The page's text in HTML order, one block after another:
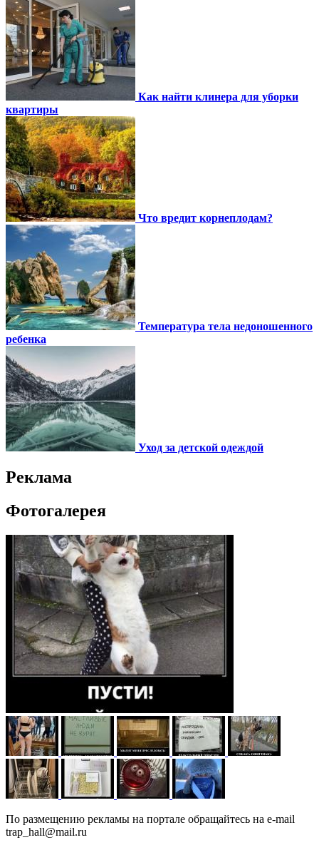
Как найти клинера для уборки
квартиры
Что вредит корнеплодам?
Температура тела недоношенного
ребенка
Уход за детской одеждой
Реклама
Фотогалерея
По размещению рекламы на портале обращайтесь на e-mail
trap_hall@mail.ru